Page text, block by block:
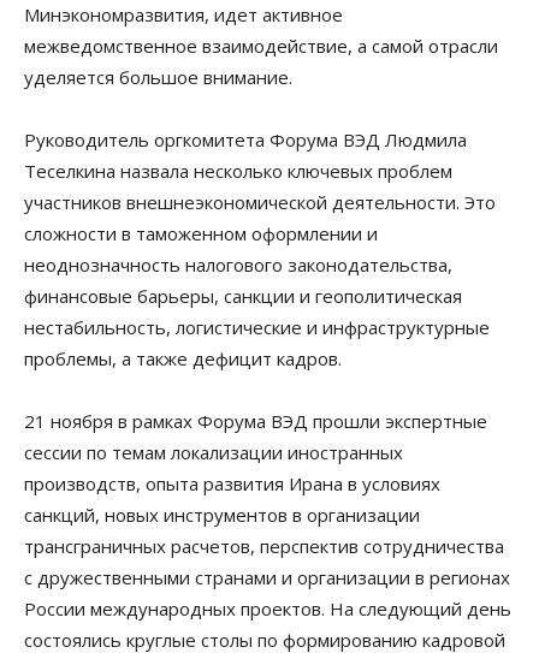
Минэкономразвития, идет активное
межведомственное взаимодействие, а самой отрасли
уделяется большое внимание.
Руководитель оргкомитета Форума ВЭД Людмила
Теселкина назвала несколько ключевых проблем
участников внешнеэкономической деятельности. Это
сложности в таможенном оформлении и
неоднозначность налогового законодательства,
финансовые барьеры, санкции и геополитическая
нестабильность, логистические и инфраструктурные
проблемы, а также дефицит кадров.
21 ноября в рамках Форума ВЭД прошли экспертные
сессии по темам локализации иностранных
производств, опыта развития Ирана в условиях
санкций, новых инструментов в организации
трансграничных расчетов, перспектив сотрудничества
с дружественными странами и организации в регионах
России международных проектов. На следующий день
состоялись круглые столы по формированию кадровой